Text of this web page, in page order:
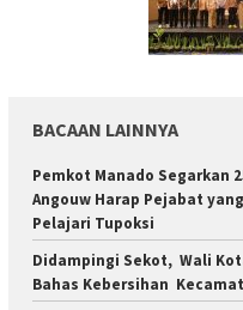
BACAAN LAINNYA
Pemkot Manado Segarkan
Angouw Harap Pejabat
Pelajari Tupoksi
Didampingi Sekot, Wali
Bahas Kebersihan